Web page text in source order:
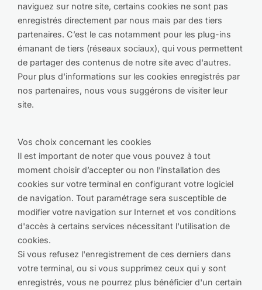
naviguez sur notre site, certains cookies ne sont pas
enregistrés directement par nous mais par des tiers
partenaires. C’est le cas notamment pour les plug-ins
émanant de tiers (réseaux sociaux), qui vous permettent
de partager des contenus de notre site avec d'autres.
Pour plus d'informations sur les cookies enregistrés par
nos partenaires, nous vous suggérons de visiter leur
site.
Vos choix concernant les cookies
Il est important de noter que vous pouvez à tout
moment choisir d’accepter ou non l’installation des
cookies sur votre terminal en configurant votre logiciel
de navigation. Tout paramétrage sera susceptible de
modifier votre navigation sur Internet et vos conditions
d'accès à certains services nécessitant l'utilisation de
cookies.
Si vous refusez l'enregistrement de ces derniers dans
votre terminal, ou si vous supprimez ceux qui y sont
enregistrés, vous ne pourrez plus bénéficier d'un certain